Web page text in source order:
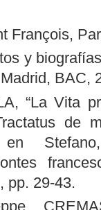
François,
y
BAC,
“La Vita
de
pp. 29-43.